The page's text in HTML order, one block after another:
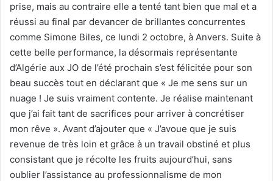
prise, mais au contraire elle a tenté tant bien que mal et a
réussi au final par devancer de brillantes concurrentes
comme Simone Biles, ce lundi 2 octobre, à Anvers. Suite à
cette belle performance, la désormais représentante
d’Algérie aux JO de l’été prochain s’est félicitée pour son
beau succès tout en déclarant que « Je me sens sur un
nuage ! Je suis vraiment contente. Je réalise maintenant
que j’ai fait tant de sacrifices pour arriver à concrétiser
mon rêve ». Avant d’ajouter que « J’avoue que je suis
revenue de très loin et grâce à un travail obstiné et plus
consistant que je récolte les fruits aujourd’hui, sans
oublier l’assistance au professionnalisme de mon